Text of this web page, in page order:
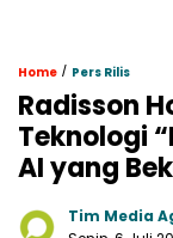
Home / Pers Rilis
Radisson
Teknologi
AI yang
Tim Media